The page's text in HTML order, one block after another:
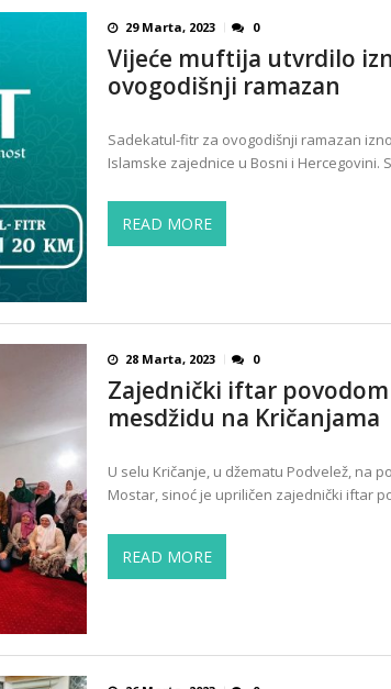
29 Marta, 2023 0
Vijeće muftija utvrdilo
ovogodišnji ramazan
Sadekatul-fitr za ovogodišnji ramazan
Islamske zajednice u Bosni i Hercegovini.
READ MORE
28 Marta, 2023 0
Zajednički iftar
mesdžidu na Kričanjama
U selu Kričanje, u džematu Podvelež, na
Mostar, sinoć je upriličen zajednički iftar
READ MORE